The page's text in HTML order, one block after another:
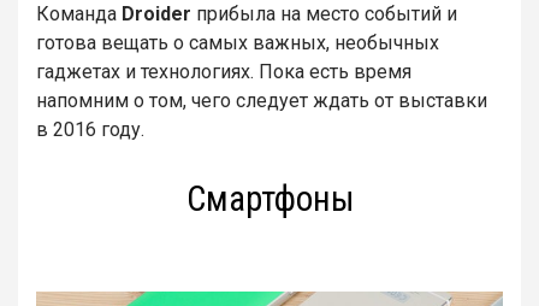
Команда Droider прибыла на место событий и
готова вещать о самых важных, необычных
гаджетах и технологиях. Пока есть время
напомним о том, чего следует ждать от выставки
в 2016 году.
Смартфоны